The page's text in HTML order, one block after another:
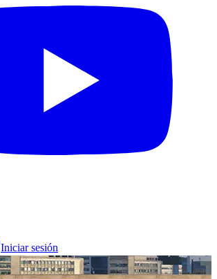
Iniciar sesión